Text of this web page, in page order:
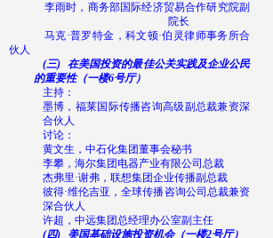
李雨时，商务部国际经济贸易合作研究院副
院长
马克·普罗特金，科文顿·伯灵律师事务所合
伙人
(三) 在美国投资的最佳公关实践及企业公民
的重要性（一楼6号厅）
主持：
墨博，福莱国际传播咨询高级副总裁兼资深
合伙人
讨论：
黄文生，中石化集团董事会秘书
李攀，海尔集团电器产业有限公司总裁
杰弗里·谢弗，联想集团企业传播副总裁
彼得·维伦吉亚，全球传播咨询公司总裁兼资
深合伙人
许超，中远集团总经理办公室副主任
(四)
美国基础设施投资机会（一楼2号厅）